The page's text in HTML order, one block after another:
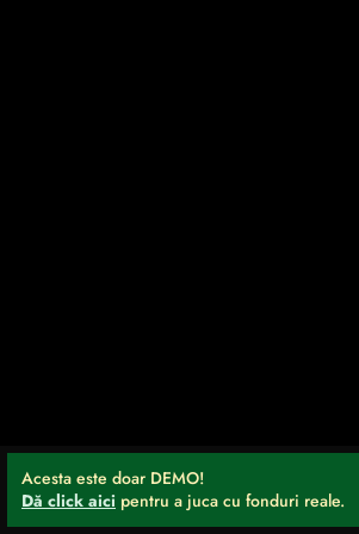
Acesta este doar DEMO!
Dă click aici pentru a juca cu fonduri reale.